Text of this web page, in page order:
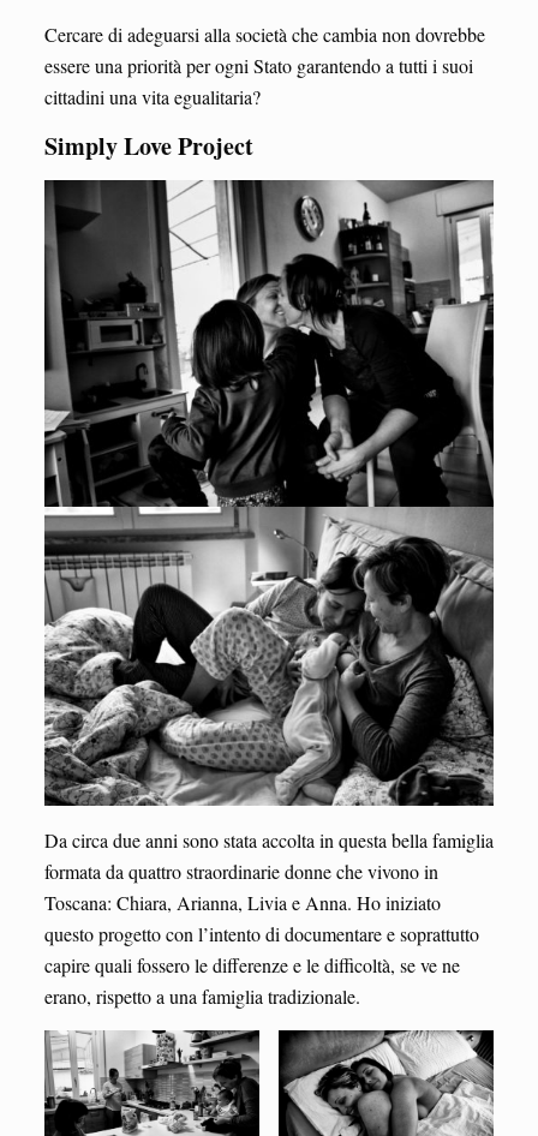
Cercare di adeguarsi alla società che cambia non dovrebbe
essere una priorità per ogni Stato garantendo a tutti i suoi
cittadini una vita egualitaria?
Simply Love Project
Da circa due anni sono stata accolta in questa bella famiglia
formata da quattro straordinarie donne che vivono in
Toscana: Chiara, Arianna, Livia e Anna. Ho iniziato
questo progetto con l’intento di documentare e soprattutto
capire quali fossero le differenze e le difficoltà, se ve ne
erano, rispetto a una famiglia tradizionale.